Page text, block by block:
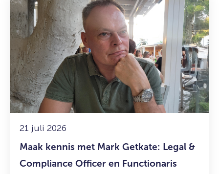
21 juli 2026
Maak kennis met Mark Getkate: Legal &
Compliance Officer en Functionaris
meer
over:
Maak
kennis
met
Mark
Getkate:
Legal
&
Compliance
Officer
Functionaris
voor